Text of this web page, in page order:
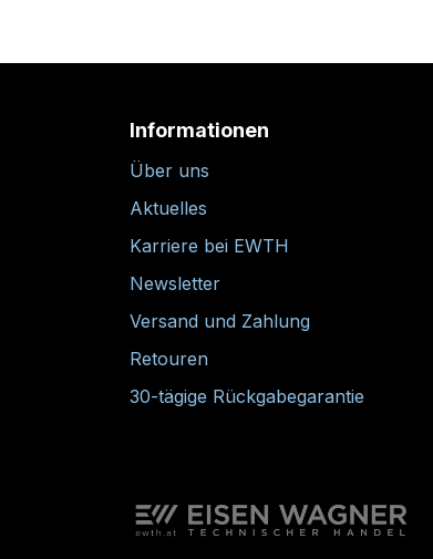
Informationen
Über uns
Aktuelles
Karriere bei EWTH
Newsletter
Versand und Zahlung
Retouren
30-tägige Rückgabegarantie